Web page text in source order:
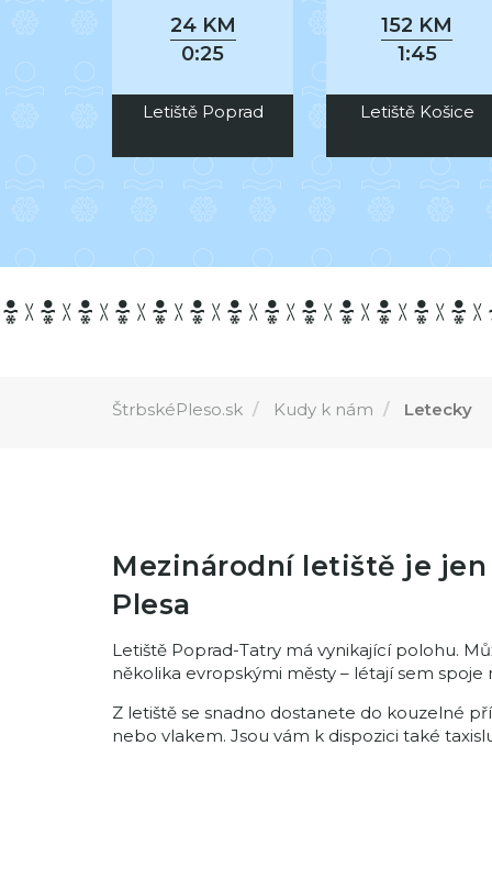
24 KM
0:25
Letiště Poprad
152 KM
1:45
Letiště Košice
ŠtrbskéPleso.sk Kudy k nám Letecky
Mezinárodní letiště je
Plesa
Letiště Poprad-Tatry má vynikající polohu.
několika evropskými městy – létají sem spoje
Z letiště se snadno dostanete do kouzelné
nebo vlakem. Jsou vám k dispozici také